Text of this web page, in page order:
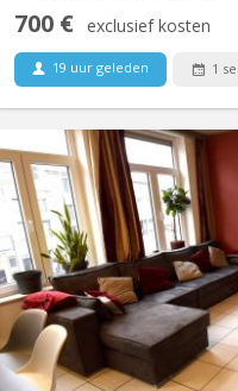
700 € exclusief kosten
19 uur geleden 1
Belle Coloc en plein
des commerces et à une
bénéficierez d'un lit double
vue sur jardin. Salle de
sur le